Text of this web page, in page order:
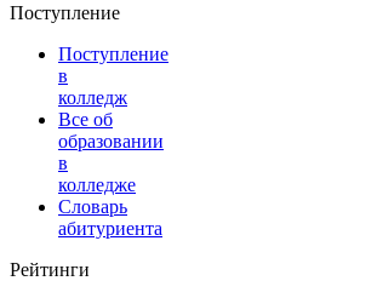
Поступление
Поступление
в
колледж
Все об
образовании
в
колледже
Словарь
абитуриента
Рейтинги